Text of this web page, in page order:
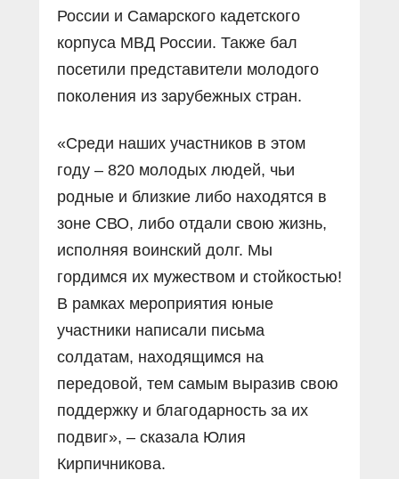
России и Самарского кадетского
корпуса МВД России. Также бал
посетили представители молодого
поколения из зарубежных стран.
«Среди наших участников в этом
году – 820 молодых людей, чьи
родные и близкие либо находятся в
зоне СВО, либо отдали свою жизнь,
исполняя воинский долг. Мы
гордимся их мужеством и стойкостью!
В рамках мероприятия юные
участники написали письма
солдатам, находящимся на
передовой, тем самым выразив свою
поддержку и благодарность за их
подвиг», – сказала Юлия
Кирпичникова.